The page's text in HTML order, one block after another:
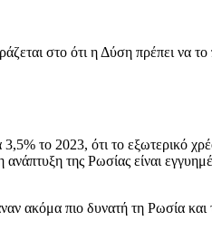
στο ότι η Δύση πρέπει να το
το 2023, ότι το εξωτερικό
της Ρωσίας είναι
ακόμα πιο δυνατή τη Ρωσία και